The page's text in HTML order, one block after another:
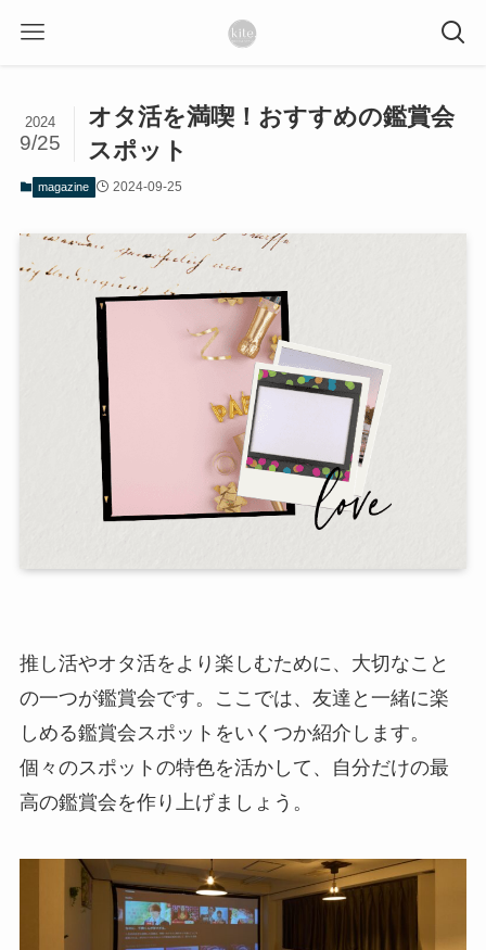
オタ活を満喫！おすすめの鑑賞会
スポット
2024
9/25
magazine 2024-09-25
推し活やオタ活をより楽しむために、大切なこと
の一つが鑑賞会です。ここでは、友達と一緒に楽
しめる鑑賞会スポットをいくつか紹介します。
個々のスポットの特色を活かして、自分だけの最
高の鑑賞会を作り上げましょう。